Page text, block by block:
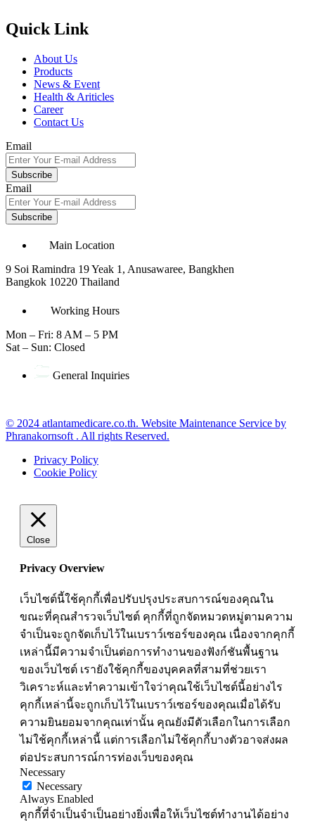
Quick Link
About Us
Products
News & Event
Health & Ariticles
Career
Contact Us
Email
Subscribe
Email
Subscribe
Main Location
9 Soi Ramindra 19 Yeak 1, Anusawaree, Bangkhen
Bangkok 10220 Thailand
Working Hours
Mon – Fri: 8 AM – 5 PM
Sat – Sun: Closed
General Inquiries
© 2024 atlantamedicare.co.th. Website Maintenance Service by
Phranakornsoft . All rights Reserved.
Privacy Policy
Cookie Policy
Close
Privacy Overview
เว็บไซต์นี้ใช้คุกกี้เพื่อปรับปรุงประสบการณ์ของคุณใน
ขณะที่คุณสำรวจเว็บไซต์ คุกกี้ที่ถูกจัดหมวดหมู่ตามความ
จำเป็นจะถูกจัดเก็บไว้ในเบราว์เซอร์ของคุณ เนื่องจากคุกกี้
เหล่านี้มีความจำเป็นต่อการทำงานของฟังก์ชันพื้นฐาน
ของเว็บไซต์ เรายังใช้คุกกี้ของบุคคลที่สามที่ช่วยเรา
วิเคราะห์และทำความเข้าใจว่าคุณใช้เว็บไซต์นี้อย่างไร
คุกกี้เหล่านี้จะถูกเก็บไว้ในเบราว์เซอร์ของคุณเมื่อได้รับ
ความยินยอมจากคุณเท่านั้น คุณยังมีตัวเลือกในการเลือก
ไม่ใช้คุกกี้เหล่านี้ แต่การเลือกไม่ใช้คุกกี้บางตัวอาจส่งผล
ต่อประสบการณ์การท่องเว็บของคุณ
Necessary
Necessary
Always Enabled
คุกกี้ที่จำเป็นจำเป็นอย่างยิ่งเพื่อให้เว็บไซต์ทำงานได้อย่าง